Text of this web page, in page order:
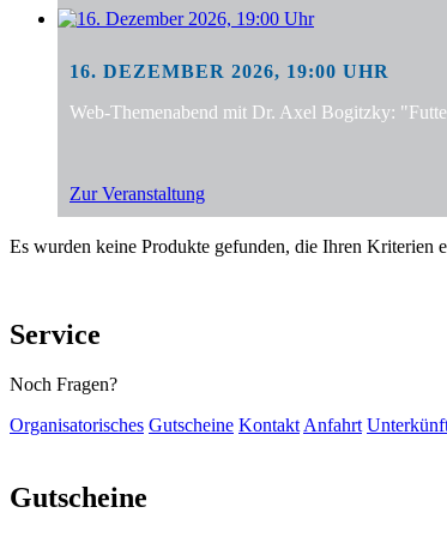
16. DEZEMBER 2026, 19:00 UHR
Web-Themenabend mit Dr. Axel Bogitzky:
Zur Veranstaltung
Es wurden keine Produkte gefunden, die Ihren Kriterien
Service
Noch Fragen?
Organisatorisches Gutscheine KontaktAnfahrt
Gutscheine